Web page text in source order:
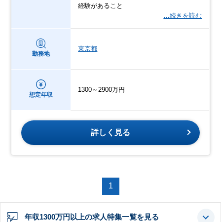
経験があること
…続きを読む
勤務地
東京都
想定年収
1300～2900万円
詳しく見る
1
年収1300万円以上の求人特集一覧を見る